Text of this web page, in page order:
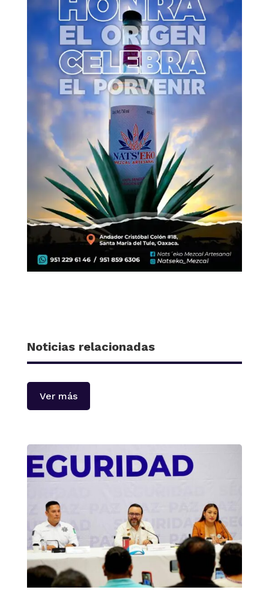
Noticias relacionadas
Ver más